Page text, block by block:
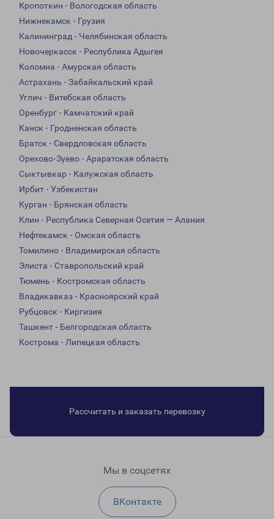
Кропоткин - Вологодская область
Нижнекамск - Грузия
Калининград - Челябинская область
Новочеркасск - Республика Адыгея
Коломна - Амурская область
Астрахань - Забайкальский край
Углич - Витебская область
Оренбург - Камчатский край
Канск - Гродненская область
Братск - Свердловская область
Орехово-Зуево - Араратская область
Сыктывкар - Калужская область
Ирбит - Узбекистан
Курган - Брянская область
Клин - Республика Северная Осетия — Алания
Нефтекамск - Омская область
Томилино - Владимирская область
Элиста - Ставропольский край
Тюмень - Костромская область
Владикавказ - Красноярский край
Рубцовск - Киргизия
Ташкент - Белгородская область
Кострома - Липецкая область
Рассчитать и заказать перевозку
Мы в соцсетях
ВКонтакте